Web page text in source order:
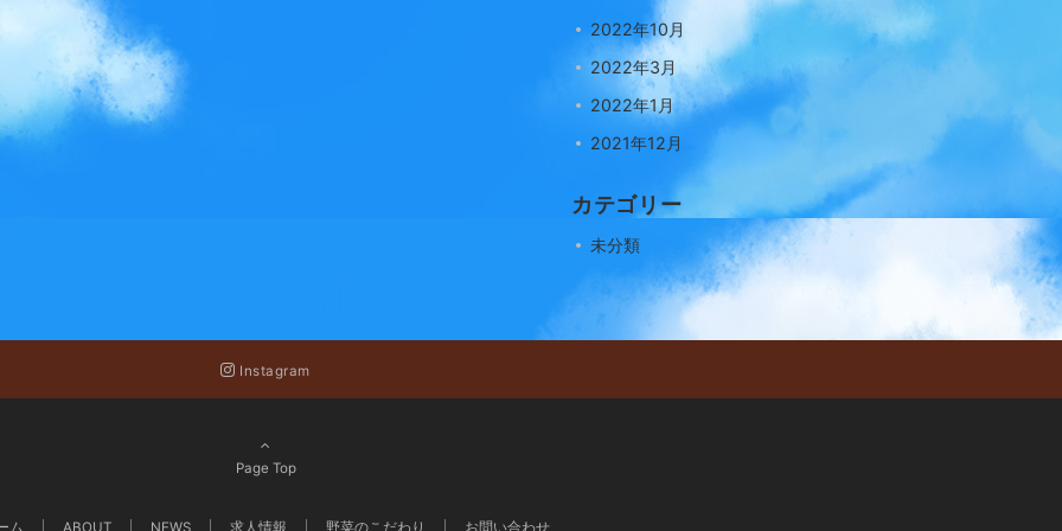
2022年10月
2022年3月
2022年1月
2021年12月
カテゴリー
未分類
Instagram
Page Top
ム ABOUT NEWS 求人情報 野菜のこだわり お問い合わせ